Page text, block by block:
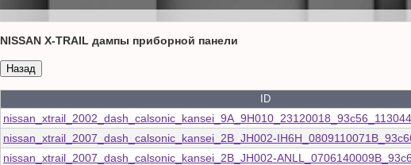
NISSAN X-TRAIL дампы приборной панели
ID
nissan_xtrail_2007_dash_calsonic_kansei_2B_JH002-
nissan_xtrail_2007_dash_calsonic_kansei_2B_JH002-